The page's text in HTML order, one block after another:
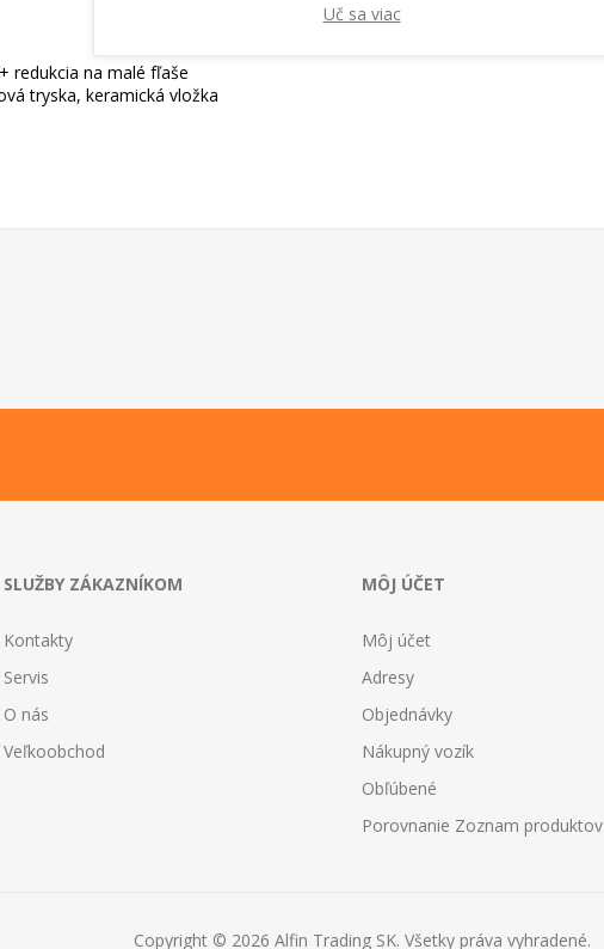
redukcia na malé fľaše
tryska, keramická vložka
SLUŽBY ZÁKAZNÍKOM
Kontakty
Servis
O nás
Veľkoobchod
MÔJ ÚČET
Môj účet
Adresy
Objednávky
Nákupný vozík
Obľúbené
Porovnanie Zoznam produktov
Copyright © 2026 Alfin Trading SK. Všetky práva vyhradené.
Uč sa viac